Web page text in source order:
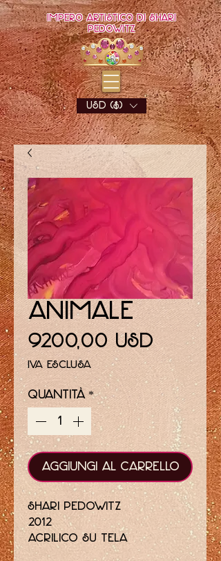
Impero artistico di Shari
Pedowitz
USD ($)
Animale
9200,00 USDPrezzo
IVA esclusa
Quantità *
Aggiungi al carrello
Shari Pedowitz
2012
acrilico su tela
11 x 14 pollici